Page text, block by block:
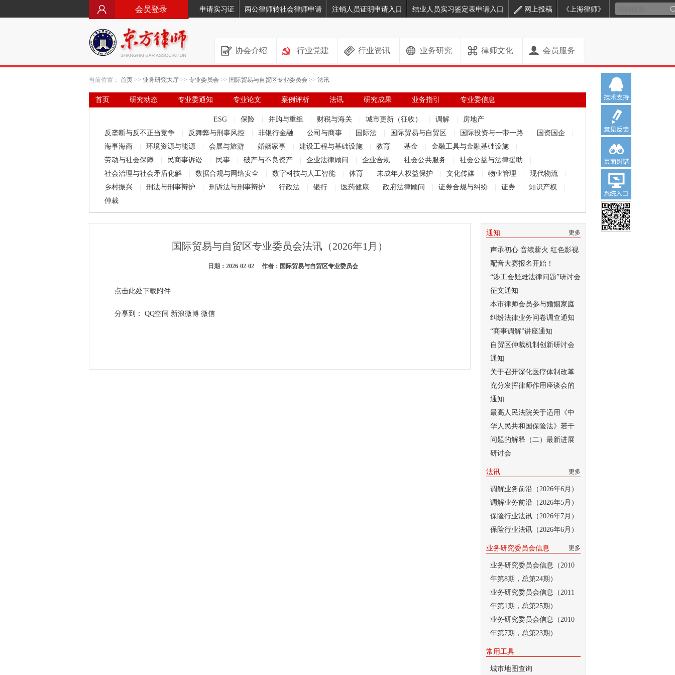
会员登录 申请实习证 两公律师转社会律师申请 注销人员证明申请入口 结业人员实习鉴定表申请入口 网上投稿 《上海律师》
协会介绍 行业党建 行业资讯 业务研究 律师文化 会员服务
当前位置： 首页 >> 业务研究大厅 >> 专业委员会 >> 国际贸易与自贸区专业委员会 >> 法讯
首页 研究动态 专业委通知 专业论文 案例评析 法讯 研究成果 业务指引
专业委信息
ESG 保险 并购与重组 财税与海关 城市更新（征收） 调解 房地产
反垄断与反不正当竞争
反舞弊与刑事风控 非银行金融 公司与商事 国际法 国际贸易与自贸区 国际投资与一带一路 国资国企
海事海商
环境资源与能源 会展与旅游 婚姻家事 建设工程与基础设施 教育 基金 金融工具与金融基础设施
劳动与社会保障
民商事诉讼 民事 破产与不良资产 企业法律顾问 企业合规 社会公共服务 社会公益与法律援助
社会治理与社会矛盾化解
数据合规与网络安全 数字科技与人工智能 体育 未成年人权益保护 文化传媒 物业管理 现代物流
乡村振兴
刑法与刑事辩护 刑诉法与刑事辩护 行政法 银行 医药健康 政府法律顾问 证券合规与纠纷 证券 知识产权
仲裁
国际贸易与自贸区专业委员会法讯（2026年1月）
日期：2026-02-02 作者：国际贸易与自贸区专业委员会
点击此处下载附件
分享到： QQ空间 新浪微博 微信
更多
通知
声承初心 音续薪火 红色影视
配音大赛报名开始！
“涉工会疑难法律问题”研讨会
征文通知
本市律师会员参与婚姻家庭
纠纷法律业务问卷调查通知
“商事调解”讲座通知
自贸区仲裁机制创新研讨会
通知
关于召开深化医疗体制改革
充分发挥律师作用座谈会的
通知
最高人民法院关于适用《中
华人民共和国保险法》若干
问题的解释（二）最新进展
研讨会
更多
法讯
调解业务前沿（2026年6月）
调解业务前沿（2026年5月）
保险行业法讯（2026年7月）
保险行业法讯（2026年6月）
更多
业务研究委员会信息
业务研究委员会信息（2010
年第8期，总第24期）
业务研究委员会信息（2011
年第1期，总第25期）
业务研究委员会信息（2010
年第7期，总第23期）
常用工具
城市地图查询